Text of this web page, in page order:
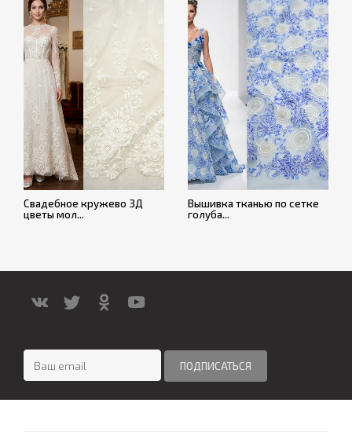
Свадебное кружево 3Д
цветы мол...
Вышивка тканью по сетке
голуба...